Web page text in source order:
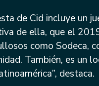
de Cid incluye un
de ella, que el
como Sodeca,
También, es un
destaca.